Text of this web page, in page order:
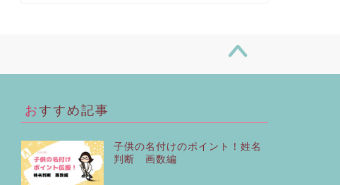
おすすめ記事
子供の名付けのポイント！姓名
判断 画数編